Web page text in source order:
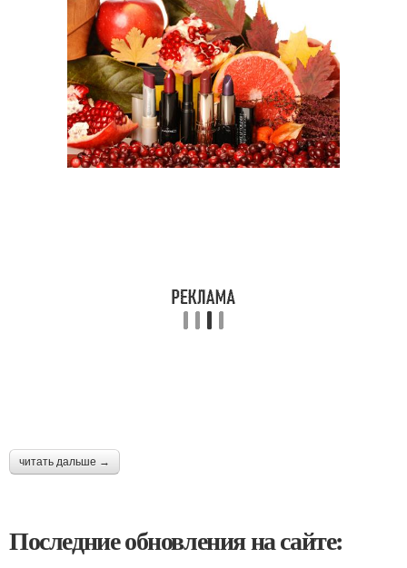
читать дальше →
Последние обновления на сайте: